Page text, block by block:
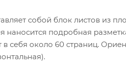
собой блок листов из
наносится подробная
себя около 60 страниц.